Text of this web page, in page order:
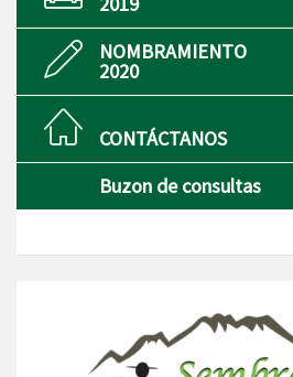
NOMBRAMIENTO
2020
CONTÁCTANOS
Buzon de consultas